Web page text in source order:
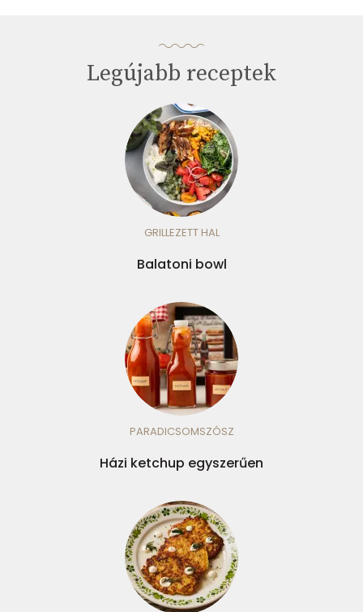
Legújabb receptek
GRILLEZETT HAL
Balatoni bowl
PARADICSOMSZÓSZ
Házi ketchup egyszerűen